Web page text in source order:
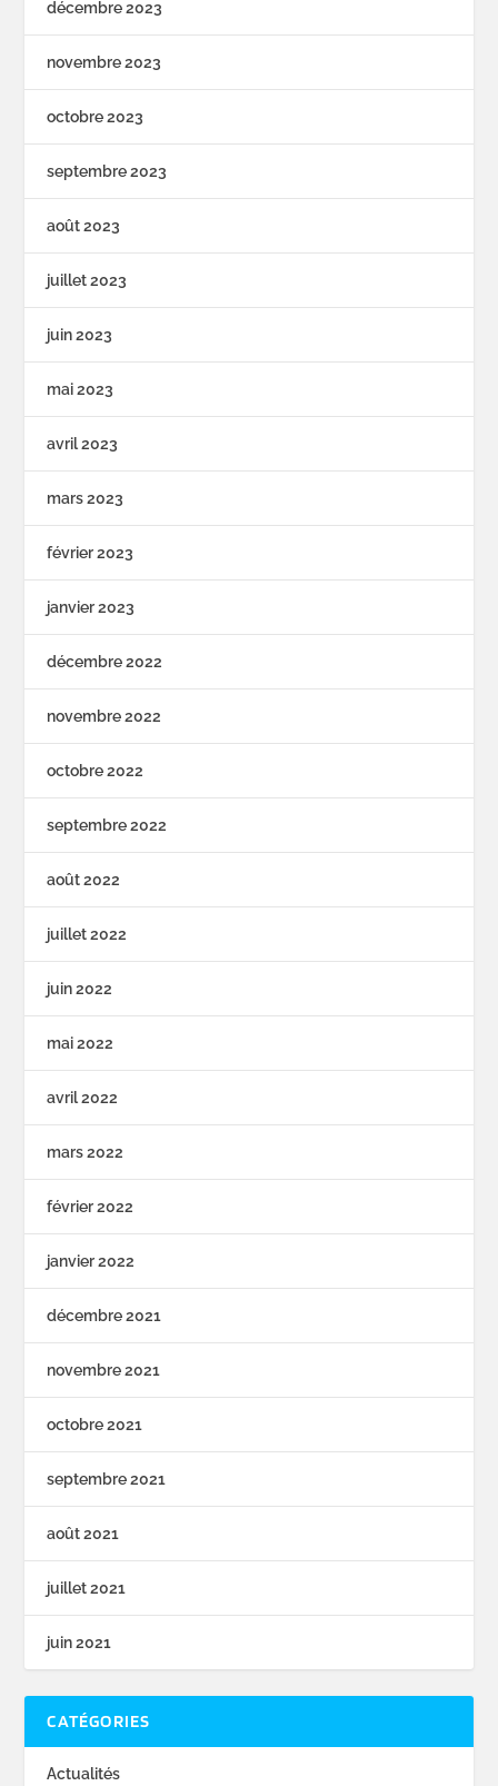
décembre 2023
novembre 2023
octobre 2023
septembre 2023
août 2023
juillet 2023
juin 2023
mai 2023
avril 2023
mars 2023
février 2023
janvier 2023
décembre 2022
novembre 2022
octobre 2022
septembre 2022
août 2022
juillet 2022
juin 2022
mai 2022
avril 2022
mars 2022
février 2022
janvier 2022
décembre 2021
novembre 2021
octobre 2021
septembre 2021
août 2021
juillet 2021
juin 2021
CATÉGORIES
Actualités